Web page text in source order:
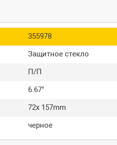
355978
Защитное стекло
П/П
6.67"
72x 157mm
черное